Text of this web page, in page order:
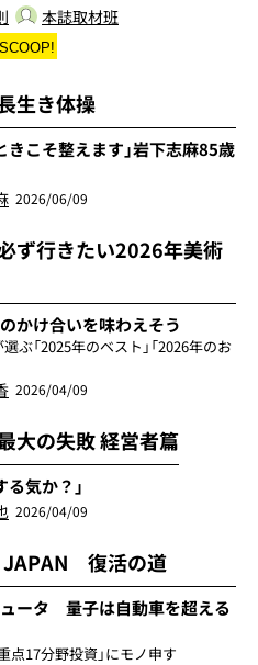
本誌取材班
SCOOP!
生き体操
きこそ整えます」岩下志麻85歳
2026/06/09
ず行きたい2026年美術
かけ合いを味わえそう
ぶ「2025年のベスト」「2026年のお
2026/04/09
大の失敗 経営者篇
る気か？」
2026/04/09
JAPAN 復活の道
ータ 量子は自動車を超える
点17分野投資」にモノ申す